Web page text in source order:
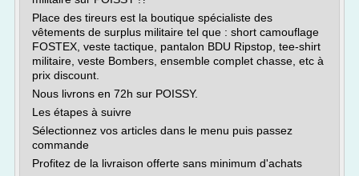
Place des tireurs est la boutique spécialiste des
vêtements de surplus militaire tel que : short camouflage
FOSTEX, veste tactique, pantalon BDU Ripstop, tee-shirt
militaire, veste Bombers, ensemble complet chasse, etc à
prix discount.
Nous livrons en 72h sur POISSY.
Les étapes à suivre
Sélectionnez vos articles dans le menu puis passez
commande
Profitez de la livraison offerte sans minimum d'achats